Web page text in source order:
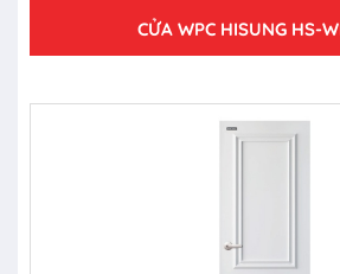
CỬA WPC HISUNG HS-